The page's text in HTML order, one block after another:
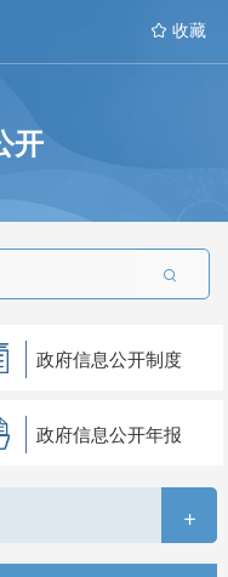
 收藏
开

政府信息公开制度
政府信息公开年报
+